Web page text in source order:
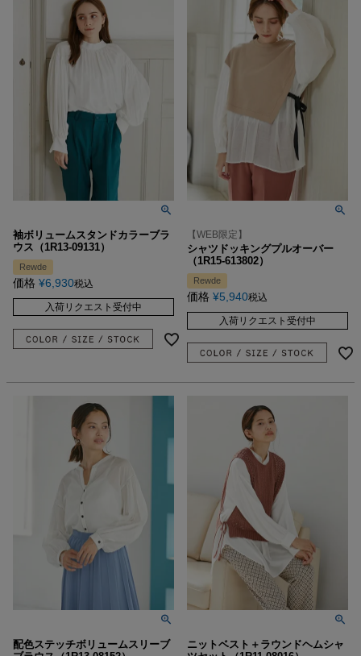
袖ボリュームスタンドカラーブラ
ウス（1R13-09131）
Rewde
価格 ¥6,930税込
入荷リクエスト受付中
【WEB限定】
シャツドッキングプルオーバー
（1R15-613802）
Rewde
価格 ¥5,940税込
入荷リクエスト受付中
配色ステッチボリュームスリーブ
ニットベスト＋ラウンドヘムシャ